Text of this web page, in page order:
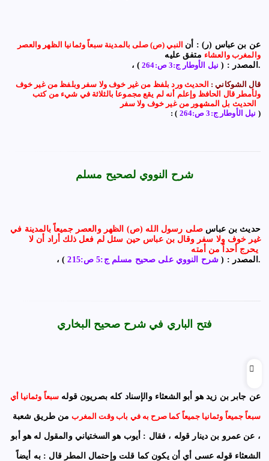
عن بن عباس (ر) : أن النبي (ص) صلى بالمدينة سبعاً وثمانيا الظهر والعصر
والمغرب والعشاء متفق عليه
، المصدر : ( نيل الأوطار ج:3 ص:264 ).
قال الشوكاني : الحديث ورد بلفظ من غير خوف ولا سفر وبلفظ من غير خوف
ولأمطر قال الحافظ وإعلم أنه لم يقع مجموعا بالثلاثة في شيء من كتب
الحديث بل المشهور من غير خوف ولا سفر
: (
نيل الأوطار ج:3 ص:264 )
شرح النووي لصحيح مسلم
حديث بن عباس صلى رسول الله (ص) الظهر والعصر جميعاً بالمدينة في
غير خوف ولا سفر وقال بن عباس حين سئل لم فعل ذلك أراد أن لا
يحرج أحداً من أمته
، المصدر : ( شرح النووي على صحيح مسلم ج:5 ص:215 ).
فتح الباري في شرح صحيح البخاري
عن جابر بن زيد هو أبو الشعثاء والإسناد كله بصريون قوله سبعاً وثمانيا أي
سبعاً جميعاً وثمانيا جميعاً كما صرح به في باب وقت المغربمن طريق شعبة
، عن عمرو بن دينار قوله ، فقال : أيوب هو السختياني والمقول له هو أبو
الشعثاء قوله عسى أي أن يكون كما قلت وإحتمال المطر قال : به أيضاً